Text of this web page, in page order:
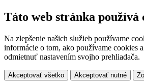
Táto web stránka používá
Na zlepšenie našich služieb používame
informácie o tom, ako používame cookies
odmietnuť nastavením svojho prehliadača.
Akceptovať všetko Akceptovať nutné